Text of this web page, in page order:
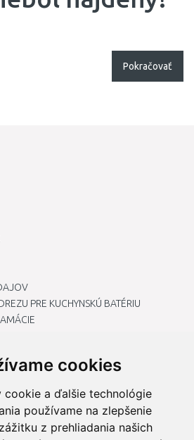
cookies
cookie a ďalšie technológie
používame na zlepšenie
z prehliadania našich
Pokračovať
PRE KUCHYNSKÚ BATÉRIU
COOKIES